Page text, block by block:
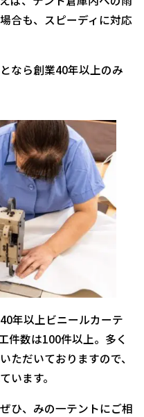
合も、スピーディに対応
なら創業40年以上のみ
年以上ビニールカーテ
件数は100件以上。多く
ただいておりますので、
います。
ひ、みの一テントにご相